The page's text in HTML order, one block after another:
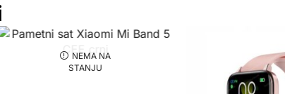
NEMA NA
STANJU